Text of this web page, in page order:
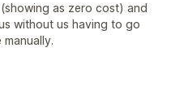
as zero cost) and
without us having to go